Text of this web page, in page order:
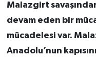
Malazgirt
devam eden bir
mücadelesi var.
Anadolu’nun